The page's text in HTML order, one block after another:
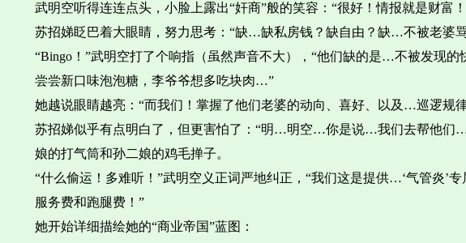
武明空听得连连点头，小脸上露出“奸商”般的笑容：“很好！情报就是财富
苏招娣眨巴着大眼睛，努力思考：“缺…缺私房钱？缺自由？缺…不被老婆
“Bingo！”武明空打了个响指（虽然声音不大），“他们缺的是…不被发现
尝尝新口味泡泡糖，李爷爷想多吃块肉…”
她越说眼睛越亮：“而我们！掌握了他们老婆的动向、喜好、以及…巡逻规
苏招娣似乎有点明白了，但更害怕了：“明…明空…你是说…我们去帮他
娘的打气筒和孙二娘的鸡毛掸子。
“什么偷运！多难听！”武明空义正词严地纠正，“我们这是提供…‘气管炎
服务费和跑腿费！”
她开始详细描绘她的“商业帝国”蓝图：